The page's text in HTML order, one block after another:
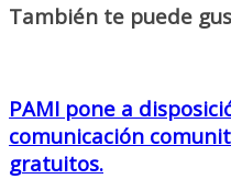
También te puede
PAMI pone a
comunicación
gratuitos.